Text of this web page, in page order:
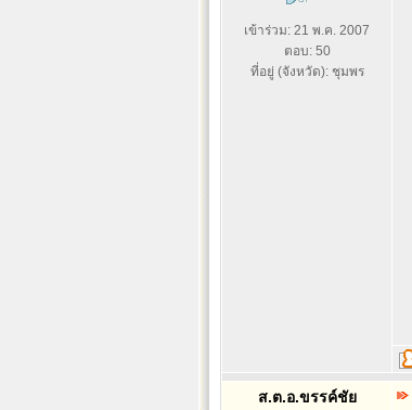
เข้าร่วม: 21 พ.ค. 2007
ตอบ: 50
ที่อยู่ (จังหวัด): ชุมพร
ส.ต.อ.ขรรค์ชัย